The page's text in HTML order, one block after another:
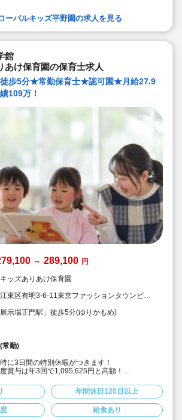
福利厚生、海外研修など腰を据え長く勤務でき
けられる環境が整っています。
ーバルキッズ平野園の求人を見る
館
あけ保育園の保育士求人
徒歩5分★常勤保育士★認可園★月給27.9
109万！
～ 289,100 円
ッズありあけ保育園
東区有明3-6-11東京ファッションタウンビル
展示場正門駅」徒歩5分(ゆりかもめ)
常勤)
に3日間の特別休暇がつきます！
賞与は年3回で1,095,625円と高額！
で法人負担！
ではピーマン・ナス・トマトなど野菜の苗植
をしています！
は完全週休二日制！年間休日122日以上！
年間休日120日以上
給食あり